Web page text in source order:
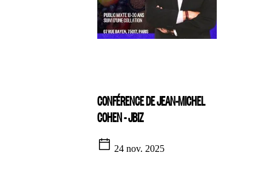
CONFÉRENCE DE JEAN-MICHEL
COHEN - JBIZ
24 nov. 2025